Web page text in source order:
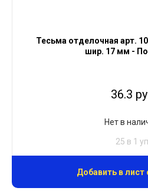
Тесьма отделочная арт.
шир. 17 мм -
36.3
Нет в
25 в 1 уп
Добавить в